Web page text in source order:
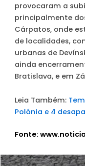
provocaram a
principalmente
Cárpatos, onde
de localidades,
urbanas de
ainda
Bratislava, e em
Leia Também:
Polónia e 4
Fonte: